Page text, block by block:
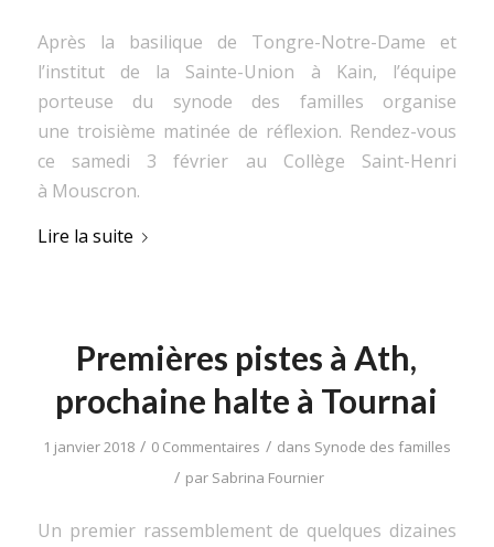
Après la basilique de Tongre-Notre-Dame et
l’institut de la Sainte-Union à Kain, l’équipe
porteuse du synode des familles organise
une troisième matinée de réflexion. Rendez-vous
ce samedi 3 février au Collège Saint-Henri
à Mouscron.
Lire la suite
Premières pistes à Ath,
prochaine halte à Tournai
1 janvier 2018 / 0 Commentaires / dans Synode des familles
/ par Sabrina Fournier
Un premier rassemblement de quelques dizaines